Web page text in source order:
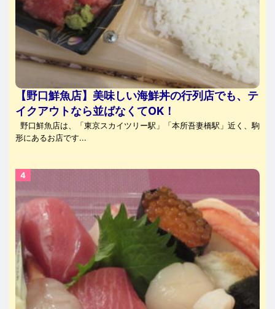
【野口鮮魚店】美味しい海鮮丼の行列店でも、テ
イクアウトなら並ばなくてOK！
野口鮮魚店は、「東京スカイツリー駅」「本所吾妻橋駅」近く、駒
形にあるお店です...